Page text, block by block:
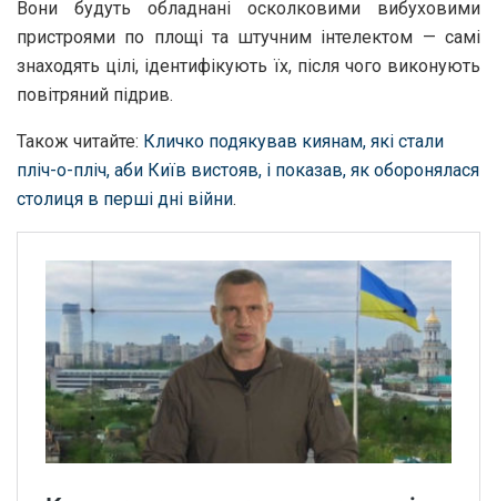
Вони будуть обладнані осколковими вибуховими
пристроями по площі та штучним інтелектом — самі
знаходять цілі, ідентифікують їх, після чого виконують
повітряний підрив.
Також читайте: Кличко подякував киянам, які стали
пліч-о-пліч, аби Київ вистояв, і показав, як оборонялася
столиця в перші дні війни.